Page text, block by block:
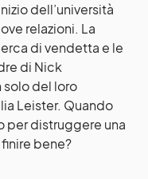
dell’università
relazioni. La
di vendetta e le
di Nick
solo del loro
Leister. Quando
per distruggere una
bene?